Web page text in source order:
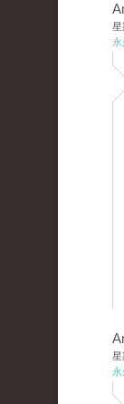
星
永
星
永